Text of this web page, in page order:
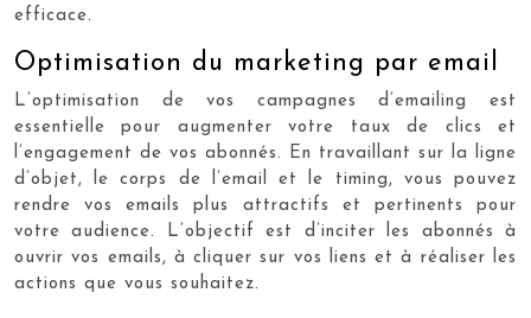
efficace.
Optimisation du marketing par email
L’optimisation de vos campagnes d’emailing est
essentielle pour augmenter votre taux de clics et
l’engagement de vos abonnés. En travaillant sur la ligne
d’objet, le corps de l’email et le timing, vous pouvez
rendre vos emails plus attractifs et pertinents pour
votre audience. L’objectif est d’inciter les abonnés à
ouvrir vos emails, à cliquer sur vos liens et à réaliser les
actions que vous souhaitez.